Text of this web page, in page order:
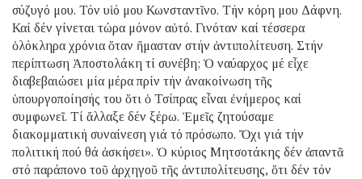
σύζυγό μου. Τόν υἱό μου Κωνσταντῖνο. Τήν κόρη μου Δάφνη.
Καί δέν γίνεται τώρα μόνον αὐτό. Γινόταν καί τέσσερα
ὁλόκληρα χρόνια ὅταν ἤμασταν στήν ἀντιπολίτευση. Στήν
περίπτωση Ἀποστολάκη τί συνέβη; Ὁ ναύαρχος μέ εἶχε
διαβεβαιώσει μία μέρα πρίν τήν ἀνακοίνωση τῆς
ὑπουργοποίησής του ὅτι ὁ Τσίπρας εἶναι ἐνήμερος καί
συμφωνεῖ. Τί ἄλλαξε δέν ξέρω. Ἐμεῖς ζητούσαμε
διακομματική συναίνεση γιά τό πρόσωπο. Ὄχι γιά τήν
πολιτική πού θά ἀσκήσει». Ὁ κύριος Μητσοτάκης δέν ἀπαντᾶ
στό παράπονο τοῦ ἀρχηγοῦ τῆς ἀντιπολίτευσης, ὅτι δέν τόν